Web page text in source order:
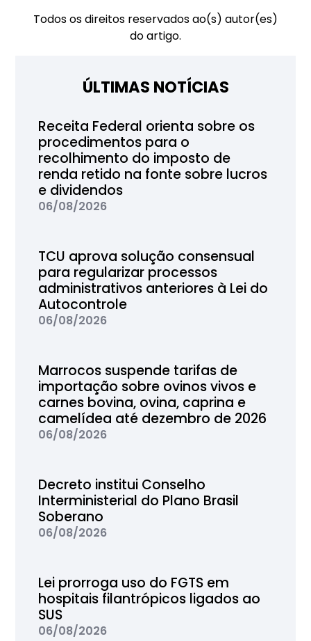
Todos os direitos reservados ao(s) autor(es)
do artigo.
ÚLTIMAS NOTÍCIAS
Receita Federal orienta sobre os
procedimentos para o
recolhimento do imposto de
renda retido na fonte sobre lucros
e dividendos
06/08/2026
TCU aprova solução consensual
para regularizar processos
administrativos anteriores à Lei do
Autocontrole
06/08/2026
Marrocos suspende tarifas de
importação sobre ovinos vivos e
carnes bovina, ovina, caprina e
camelídea até dezembro de 2026
06/08/2026
Decreto institui Conselho
Interministerial do Plano Brasil
Soberano
06/08/2026
Lei prorroga uso do FGTS em
hospitais filantrópicos ligados ao
SUS
06/08/2026